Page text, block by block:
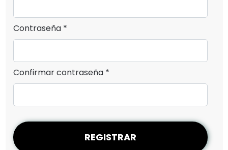
Contraseña *
Confirmar contraseña *
REGISTRAR